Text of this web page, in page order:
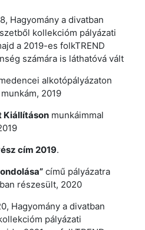
Hagyomány a divatban
kollekcióm pályázati
a 2019-es folkTREND
számára is láthatóvá vált
alkotópályázaton
2019
Kiállításon munkáimmal
cím 2019.
című pályázatra
részesült, 2020
Hagyomány a divatban
pályázati